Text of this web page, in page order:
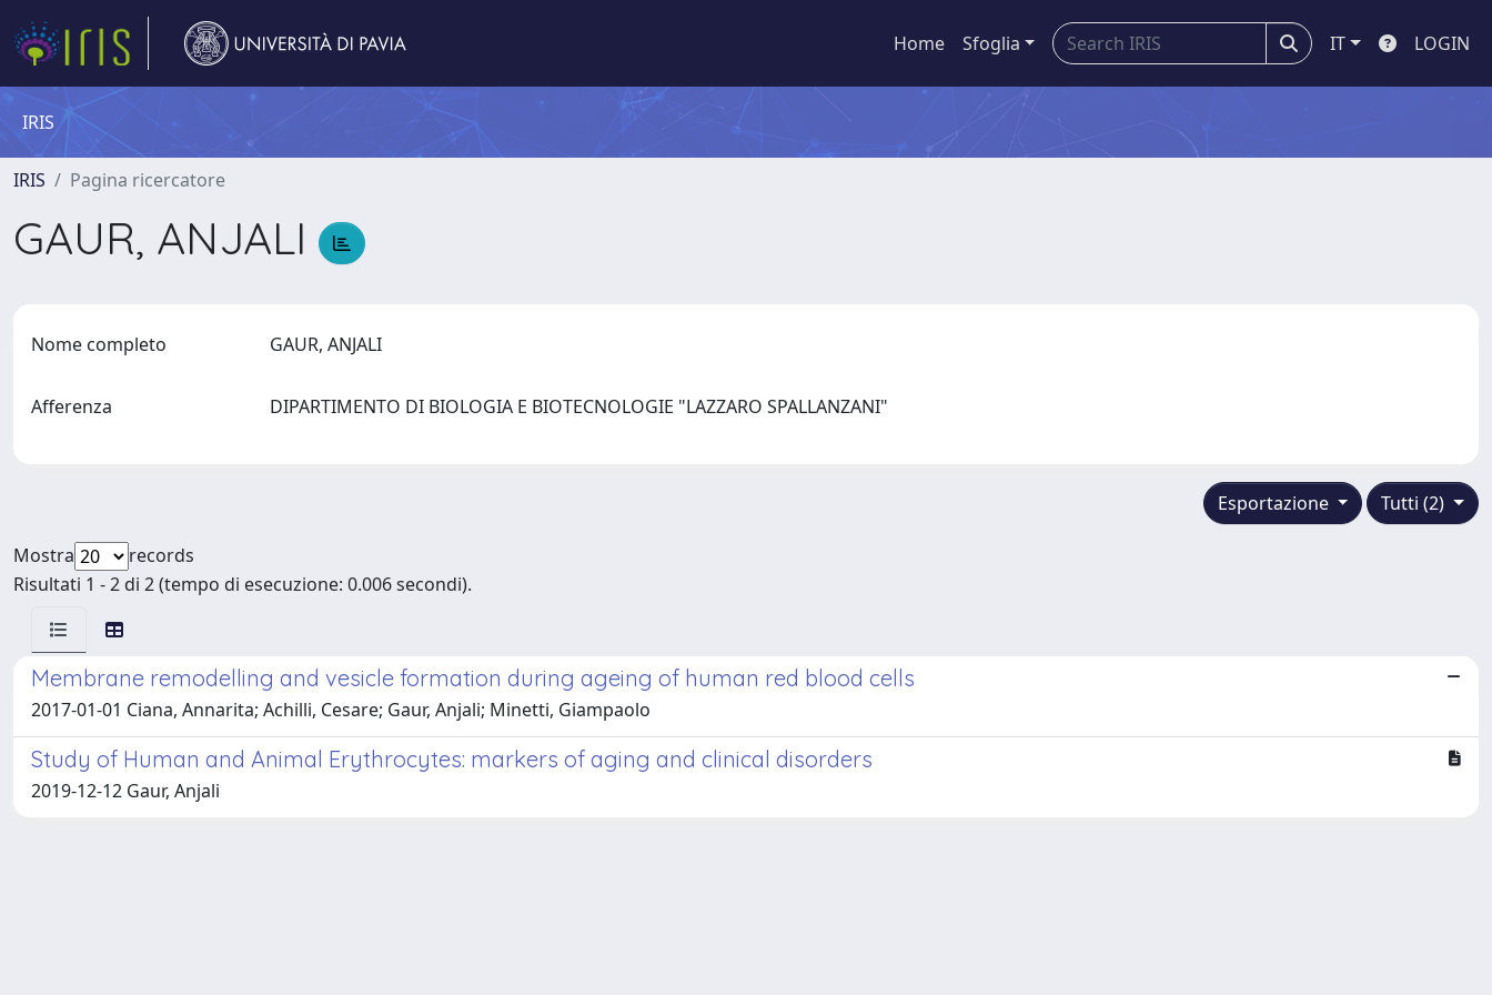
Home Sfoglia IT LOGIN
IRIS
IRIS Pagina ricercatore
GAUR, ANJALI
Nome completo GAUR, ANJALI
Afferenza DIPARTIMENTO DI BIOLOGIA E BIOTECNOLOGIE "LAZZARO SPALLANZANI"
Tutti (2)
Esportazione
Mostra
records
Risultati 1 - 2 di 2 (tempo di esecuzione: 0.006 secondi).
Membrane remodelling and vesicle formation during ageing of human red blood cells
2017-01-01 Ciana, Annarita; Achilli, Cesare; Gaur, Anjali; Minetti, Giampaolo
Study of Human and Animal Erythrocytes: markers of aging and clinical disorders
2019-12-12 Gaur, Anjali